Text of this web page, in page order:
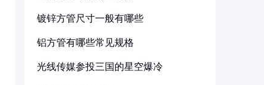
镀锌方管尺寸一般有哪些
铝方管有哪些常见规格
光线传媒参投三国的星空爆冷